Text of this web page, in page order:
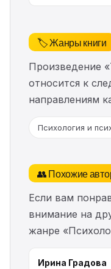
🏷️ Жанры книги
Произведение
относится к
направлениям
Психология и
👥 Похожие
Если вам
внимание на
жанре
Ирина Градова